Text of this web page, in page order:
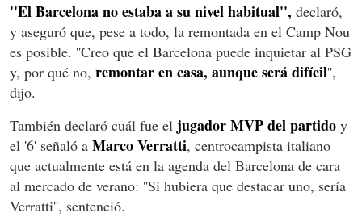
''El Barcelona no estaba a su nivel habitual'', declaró,
y aseguró que, pese a todo, la remontada en el Camp Nou
es posible. ''Creo que el Barcelona puede inquietar al PSG
y, por qué no, remontar en casa, aunque será difícil'',
dijo.
También declaró cuál fue el jugador MVP del partido y
el '6' señaló a Marco Verratti, centrocampista italiano
que actualmente está en la agenda del Barcelona de cara
al mercado de verano: ''Si hubiera que destacar uno, sería
Verratti'', sentenció.